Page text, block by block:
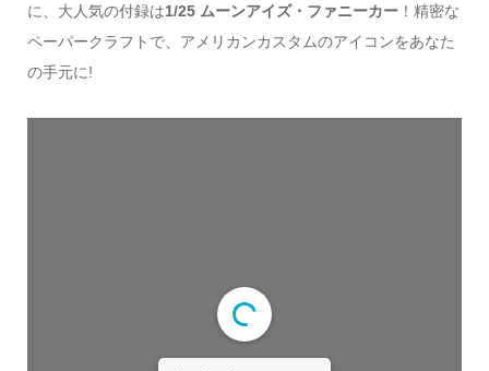
に、大人気の付録は1/25 ムーンアイズ・ファニーカー！精密な
ペーパークラフトで、アメリカンカスタムのアイコンをあなた
の手元に!